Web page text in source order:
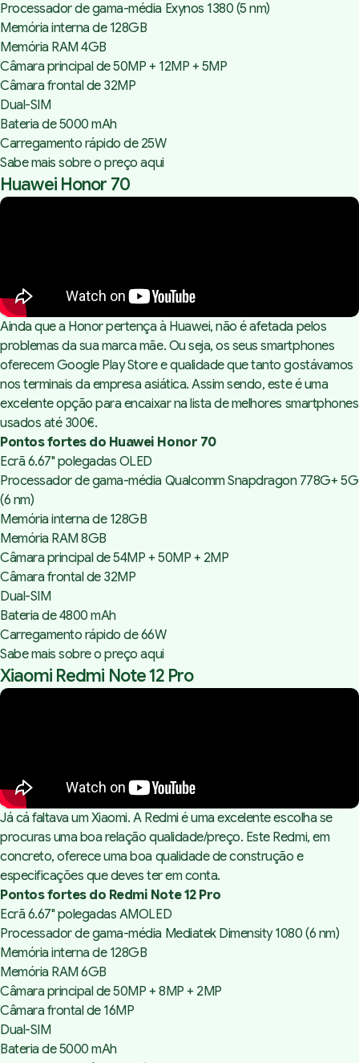
Processador de gama-média Exynos 1380 (5 nm)
Memória interna de 128GB
Memória RAM 4GB
Câmara principal de 50MP + 12MP + 5MP
Câmara frontal de 32MP
Dual-SIM
Bateria de 5000 mAh
Carregamento rápido de 25W
Sabe mais sobre o preço aqui
Huawei Honor 70
Ainda que a Honor pertença à Huawei, não é afetada pelos
problemas da sua marca mãe. Ou seja, os seus smartphones
oferecem Google Play Store e qualidade que tanto gostávamos
nos terminais da empresa asiática. Assim sendo, este é uma
excelente opção para encaixar na lista de melhores smartphones
usados até 300€.
Pontos fortes do Huawei Honor 70
Ecrã 6.67" polegadas OLED
Processador de gama-média Qualcomm Snapdragon 778G+ 5G
(6 nm)
Memória interna de 128GB
Memória RAM 8GB
Câmara principal de 54MP + 50MP + 2MP
Câmara frontal de 32MP
Dual-SIM
Bateria de 4800 mAh
Carregamento rápido de 66W
Sabe mais sobre o preço aqui
Xiaomi Redmi Note 12 Pro
Já cá faltava um Xiaomi. A Redmi é uma excelente escolha se
procuras uma boa relação qualidade/preço. Este Redmi, em
concreto, oferece uma boa qualidade de construção e
especificações que deves ter em conta.
Pontos fortes do Redmi Note 12 Pro
Ecrã 6.67" polegadas AMOLED
Processador de gama-média Mediatek Dimensity 1080 (6 nm)
Memória interna de 128GB
Memória RAM 6GB
Câmara principal de 50MP + 8MP + 2MP
Câmara frontal de 16MP
Dual-SIM
Bateria de 5000 mAh